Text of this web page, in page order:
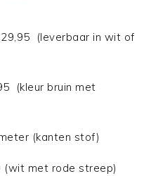
(leverbaar in wit of
(kleur bruin met
(kanten stof)
(wit met rode streep)